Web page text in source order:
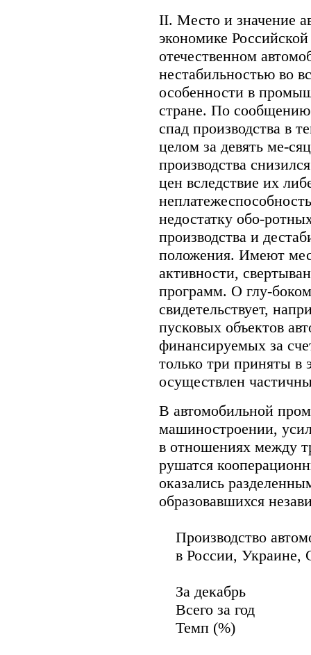
II. Место и значение
экономике
отечественном
нестабильностью во
особенности в
стране. По сообщению
спад производства в
целом за девять ме-
производства
цен вследствие их
недостатку обо-
производства и
положения. Имеют
активности,
программ. О глу-
свидетельствует,
пусковых объектов
финансируемых за
только три приняты в
осуществлен
В автомобильной
машиностроении,
в отношениях между
рушатся
оказались
образовавшихся
Производство
в России, Украине,
За декабрь
Всего за год
Темп (%)